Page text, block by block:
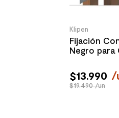
Klipen
Fijación
Negro para
$13.990 /
$19.490 /un